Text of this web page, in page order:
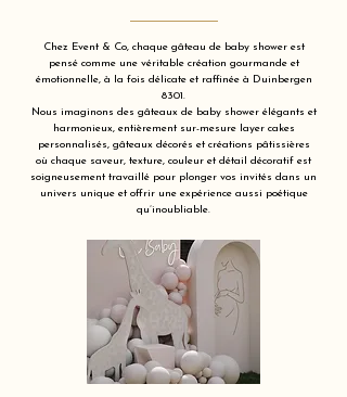
Chez Event & Co, chaque gâteau de baby shower est
pensé comme une véritable création gourmande et
émotionnelle, à la fois délicate et raffinée à Duinbergen
8301.
Nous imaginons des gâteaux de baby shower élégants et
harmonieux, entièrement sur-mesure layer cakes
personnalisés, gâteaux décorés et créations pâtissières
où chaque saveur, texture, couleur et détail décoratif est
soigneusement travaillé pour plonger vos invités dans un
univers unique et offrir une expérience aussi poétique
qu’inoubliable.